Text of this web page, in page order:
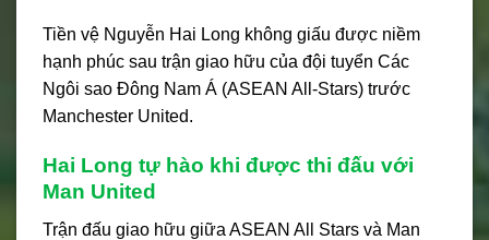
Tiền vệ Nguyễn Hai Long không giấu được niềm
hạnh phúc sau trận giao hữu của đội tuyển Các
Ngôi sao Đông Nam Á (ASEAN All-Stars) trước
Manchester United.
Hai Long tự hào khi được thi đấu với
Man United
Trận đấu giao hữu giữa ASEAN All Stars và Man